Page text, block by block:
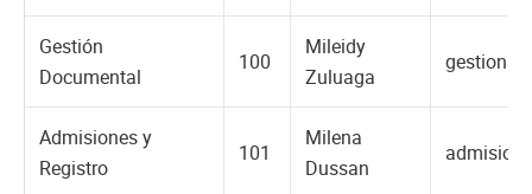
Gestión
Documental
100
Mileidy
Zuluaga
Admisiones y
Registro
101
Milena
Dussan